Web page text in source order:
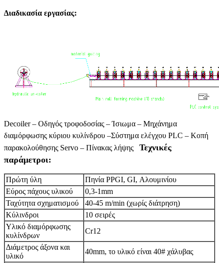
Διαδικασία εργασίας:
Decoiler – Οδηγός τροφοδοσίας – Ίσιωμα – Μηχάνημα
διαμόρφωσης κύριου κυλίνδρου –Σύστημα ελέγχου PLC – Κοπή
παρακολούθησης Servo – Πίνακας λήψης
Τεχνικές
παράμετροι:
Πρώτη ύλη
Πηνία PPGI, GI, Αλουμινίου
Εύρος πάχους υλικού
0,3-1mm
Ταχύτητα σχηματισμού
40-45 m/min (χωρίς διάτρηση)
Κύλινδροι
10 σειρές
Υλικό διαμόρφωσης
κυλίνδρων
Cr12
Διάμετρος άξονα και
υλικό
40mm, το υλικό είναι 40# χάλυβας